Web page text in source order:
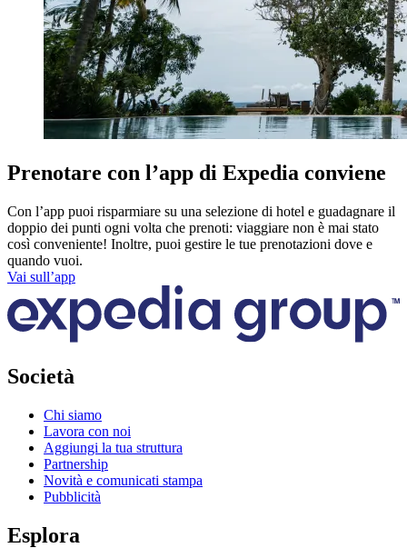
Prenotare con l’app di Expedia conviene
Con l’app puoi risparmiare su una selezione di hotel e guadagnare il
doppio dei punti ogni volta che prenoti: viaggiare non è mai stato
così conveniente! Inoltre, puoi gestire le tue prenotazioni dove e
quando vuoi.
Vai sull’app
Società
Chi siamo
Lavora con noi
Aggiungi la tua struttura
Partnership
Novità e comunicati stampa
Pubblicità
Esplora